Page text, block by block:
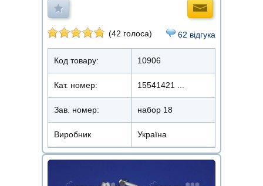
(42 голоса) 62 відгука
Код товару: 10906
Кат. номер: 15541421 ...
Зав. номер: набор 18
Виробник Україна